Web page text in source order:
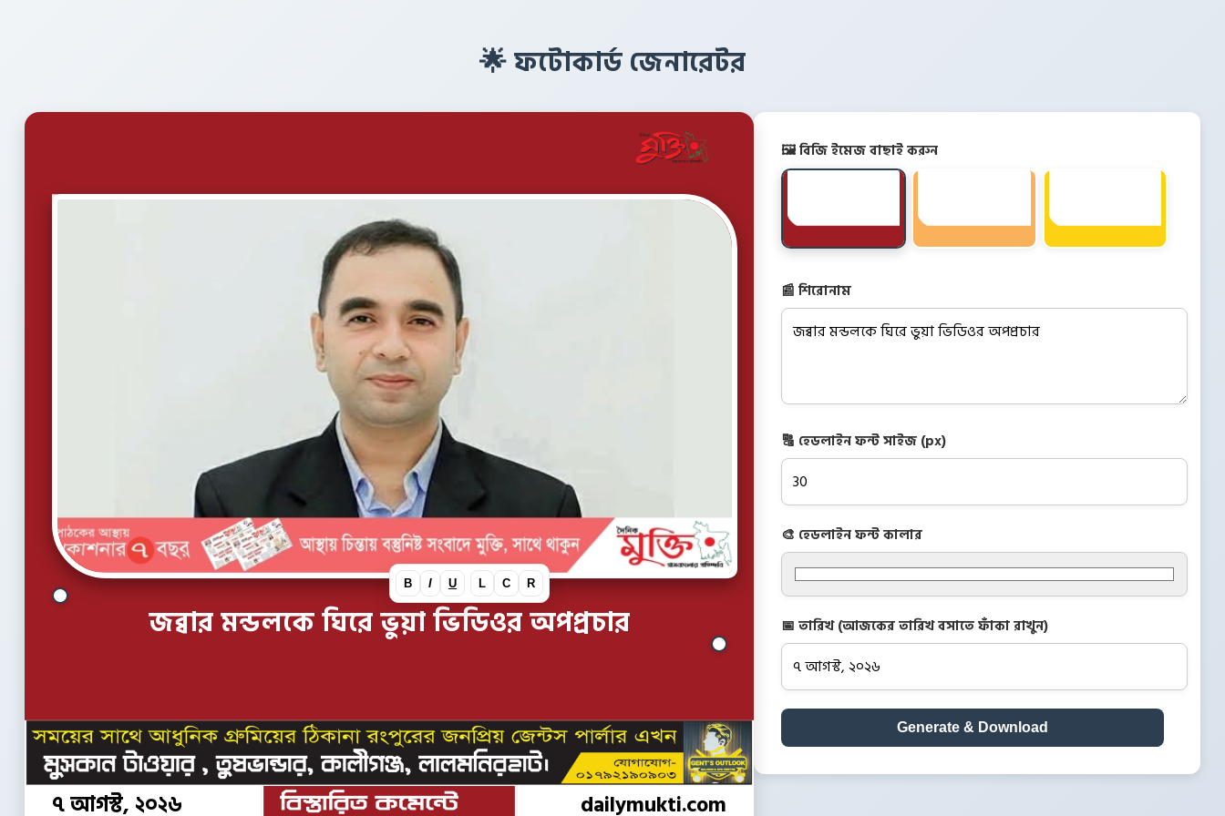
🌟 ফটোকার্ড জেনারেটর
জব্বার মন্ডলকে ঘিরে ভুয়া ভিডিওর অপপ্রচার
৭ আগস্ট, ২০২৬ dailymukti.com
B I U L C R
🖼️ বিজি ইমেজ বাছাই করুন
📰 শিরোনাম
🔠 হেডলাইন ফন্ট সাইজ (px)
🎨 হেডলাইন ফন্ট কালার
📅 তারিখ (আজকের তারিখ বসাতে ফাঁকা রাখুন)
Generate & Download